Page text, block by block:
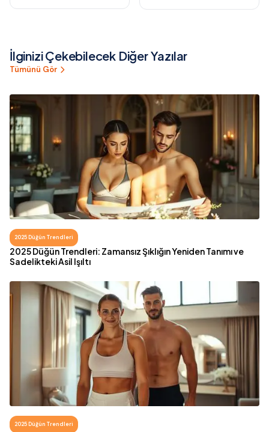
İlginizi Çekebilecek Diğer Yazılar
Tümünü Gör
2025 Düğün Trendleri
2025 Düğün Trendleri: Zamansız Şıklığın Yeniden Tanımı ve
Sadelikteki Asil Işıltı
2025 Düğün Trendleri